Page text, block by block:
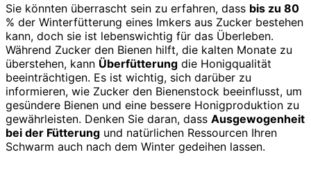
Sie könnten überrascht sein zu erfahren, dass bis zu 80
% der Winterfütterung eines Imkers aus Zucker bestehen
kann, doch sie ist lebenswichtig für das Überleben.
Während Zucker den Bienen hilft, die kalten Monate zu
überstehen, kann Überfütterung die Honigqualität
beeinträchtigen. Es ist wichtig, sich darüber zu
informieren, wie Zucker den Bienenstock beeinflusst, um
gesündere Bienen und eine bessere Honigproduktion zu
gewährleisten. Denken Sie daran, dass Ausgewogenheit
bei der Fütterung und natürlichen Ressourcen Ihren
Schwarm auch nach dem Winter gedeihen lassen.